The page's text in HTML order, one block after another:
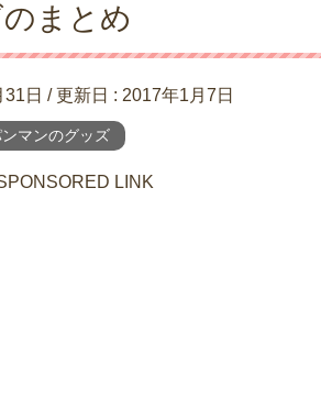
まとめ
日 / 更新日 : 2017年1月7日
マンのグッズ
LINK